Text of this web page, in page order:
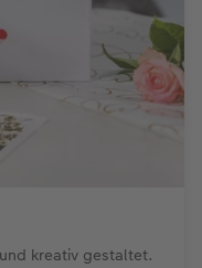
kreativ gestaltet.